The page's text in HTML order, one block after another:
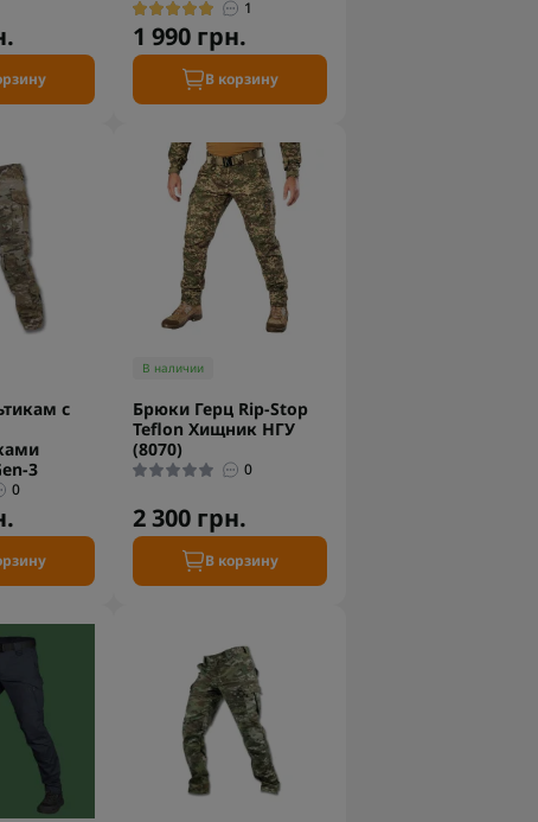
1
1 990 грн.
В корзину
с
3
0
В наличии
Брюки Герц Rip-Stop
Teflon Хищник НГУ
(8070)
0
2 300 грн.
В корзину